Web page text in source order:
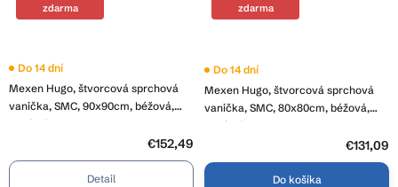
zdarma
Mexen Hugo, štvorcová sprchová
vanička, SMC, 90x90cm, béžová,
oceľová krytka, 42699090-X
Do 14 dní
€152,49
Detail
zdarma
Mexen Hugo, štvorcová sprchová
vanička, SMC, 80x80cm, béžová,
oceľová krytka, 42698080-X
Do 14 dní
€131,09
Do košíka